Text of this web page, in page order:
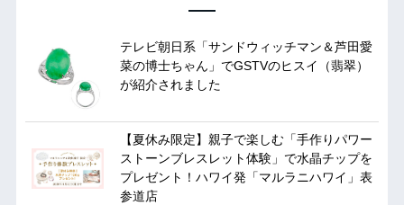
テレビ朝日系「サンドウィッチマン＆芦田愛
菜の博士ちゃん」でGSTVのヒスイ（翡翠）
が紹介されました
【夏休み限定】親子で楽しむ「手作りパワー
ストーンブレスレット体験」で水晶チップを
プレゼント！ハワイ発「マルラニハワイ」表
参道店